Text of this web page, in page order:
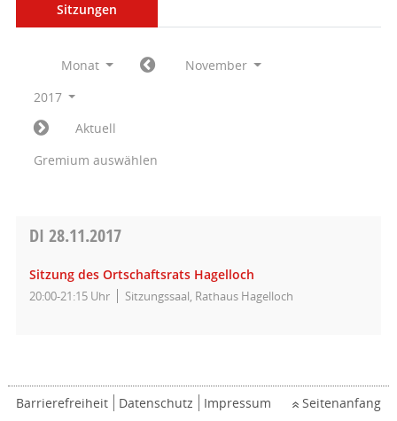
Sitzungen
Monat
November
2017
Aktuell
Gremium auswählen
DI 28.11.2017
Sitzung des Ortschaftsrats Hagelloch
20:00-21:15 Uhr Sitzungssaal, Rathaus Hagelloch
Barrierefreiheit Datenschutz Impressum Seitenanfang